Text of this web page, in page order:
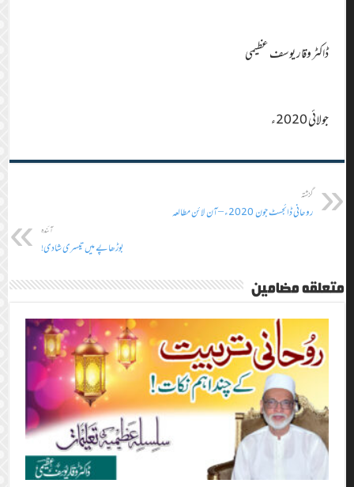
ڈاکٹر وقار یوسف عظیمی
جولائی 2020ء
گزشتہ
روحانی ڈائجسٹ جون 2020ء – آن لائن مطالعہ
آئندہ
بوڑھاپے میں تیسری شادی!
متعلقہ مضامین